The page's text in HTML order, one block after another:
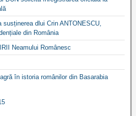
susținerea dlui Crin ANTONESCU,
din România
Neamului Românesc
în istoria românilor din Basarabia